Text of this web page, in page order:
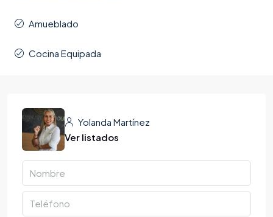
Amueblado
Cocina Equipada
Yolanda Martínez
Ver listados